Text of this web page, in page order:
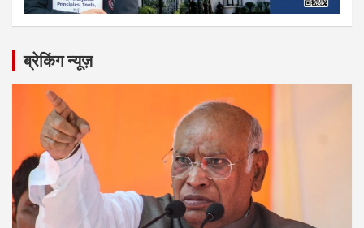
ब्रेकिंग न्यूज़